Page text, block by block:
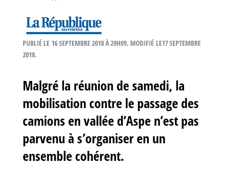
PUBLIÉ LE 16 SEPTEMBRE 2018 À 20H09, MODIFIÉ LE17 SEPTEMBRE
2018.
Malgré la réunion de samedi, la
mobilisation contre le passage des
camions en vallée d’Aspe n’est pas
parvenu à s’organiser en un
ensemble cohérent.